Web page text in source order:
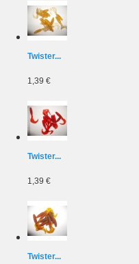
Twister...
1,39 €
Twister...
1,39 €
Twister...